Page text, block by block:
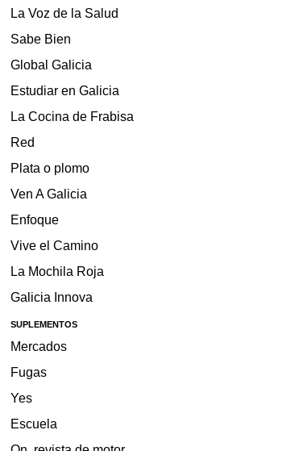
La Voz de la Salud
Sabe Bien
Global Galicia
Estudiar en Galicia
La Cocina de Frabisa
Red
Plata o plomo
Ven A Galicia
Enfoque
Vive el Camino
La Mochila Roja
Galicia Innova
SUPLEMENTOS
Mercados
Fugas
Yes
Escuela